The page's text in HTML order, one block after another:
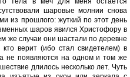
шаровые молнии снова
из прошлого: жуткий по этот день
шаров явился Христофору в
же случаи они шастали по деревне
верит (ибо стал свидетелем) в
не появляются на одном и том же
длилось несколько лет. Чуть